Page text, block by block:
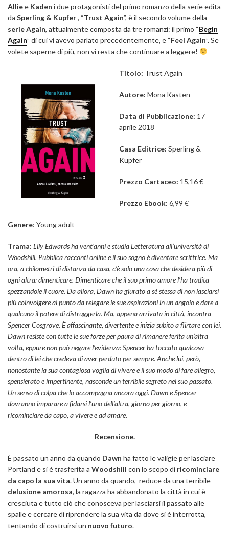
Alliee Kaden i due protagonisti del primo romanzo della serie edita
da Sperling & Kupfer, “Trust Again”, è il secondo volume della
serie Again, attualmente composta da tre romanzi: il primo “Begin
Again” di cui vi avevo parlato precedentemente, e “Feel Again”. Se
volete saperne di più, non vi resta che continuare a leggere!
Titolo: Trust Again
Autore: Mona Kasten
Data di Pubblicazione: 17
aprile 2018
Casa Editrice: Sperling &
Kupfer
Prezzo Cartaceo: 15,16 €
Prezzo Ebook: 6,99 €
Genere: Young adult
Trama: Lily Edwards ha vent’anni e studia Letteratura all’università di
Woodshill. Pubblica racconti online e il suo sogno è diventare scrittrice. Ma
ora, a chilometri di distanza da casa, c’è solo una cosa che desidera più di
ogni altra: dimenticare. Dimenticare che il suo primo amore l’ha tradita
spezzandole il cuore. Da allora, Dawn ha giurato a sé stessa di non lasciarsi
più coinvolgere al punto da relegare le sue aspirazioni in un angolo e dare a
qualcuno il potere di distruggerla. Ma, appena arrivata in città, incontra
Spencer Cosgrove. È affascinante, divertente e inizia subito a flirtare con lei.
Dawn resiste con tutte le sue forze per paura di rimanere ferita un’altra
volta, eppure non può negare l’evidenza: Spencer ha toccato qualcosa
dentro di lei che credeva di aver perduto per sempre. Anche lui, però,
nonostante la sua contagiosa voglia di vivere e il suo modo di fare allegro,
spensierato e impertinente, nasconde un terribile segreto nel suo passato.
Un senso di colpa che lo accompagna ancora oggi. Dawn e Spencer
dovranno imparare a fidarsi l’uno dell’altra, giorno per giorno, e
ricominciare da capo, a vivere e ad amare.
Recensione.
È passato un anno da quando Dawn ha fatto le valigie per lasciare
Portland e si è trasferita a Woodshill con lo scopo di ricominciare
da capo la sua vita. Un anno da quando, reduce da una terribile
delusione amorosa, la ragazza ha abbandonato la città in cui è
cresciuta e tutto ciò che conosceva per lasciarsi il passato alle
spalle e cercare di riprendere la sua vita da dove si è interrotta,
tentando di costruirsi un nuovo futuro.